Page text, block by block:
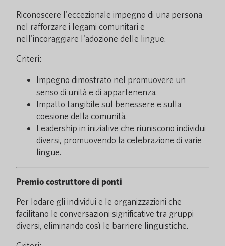
Riconoscere l'eccezionale impegno di una persona
nel rafforzare i legami comunitari e
nell'incoraggiare l'adozione delle lingue.
Criteri:
Impegno dimostrato nel promuovere un
senso di unità e di appartenenza.
Impatto tangibile sul benessere e sulla
coesione della comunità.
Leadership in iniziative che riuniscono individui
diversi, promuovendo la celebrazione di varie
lingue.
Premio costruttore di ponti
Per lodare gli individui e le organizzazioni che
facilitano le conversazioni significative tra gruppi
diversi, eliminando così le barriere linguistiche.